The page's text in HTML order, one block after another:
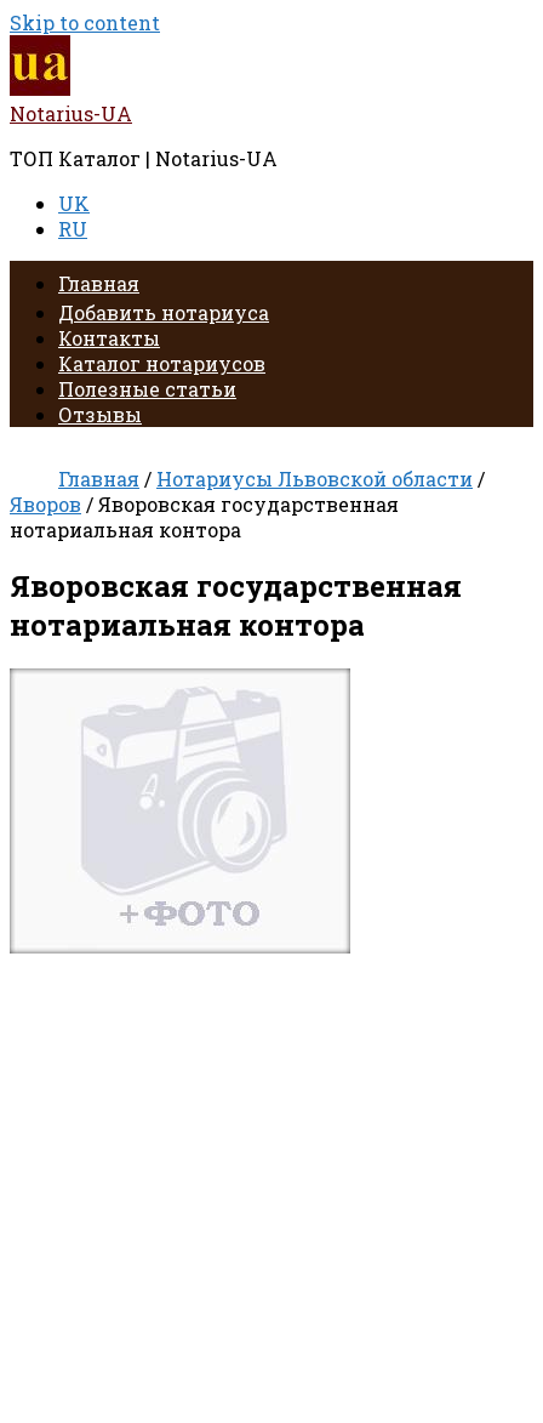
Skip to content
Notarius-UA
ТОП Каталог | Notarius-UA
UK
RU
Главная
Добавить нотариуса
Контакты
Каталог нотариусов
Полезные статьи
Отзывы
Главная / Нотариусы Львовской области /
Яворов / Яворовская государственная
нотариальная контора
Яворовская государственная
нотариальная контора